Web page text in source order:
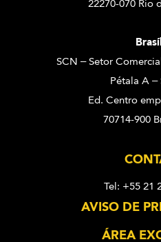
22270-070 Rio
SCN – Setor
Pétala A –
Ed. Centro
70714-900
Tel: +55 21
AVISO DE
ÁREA